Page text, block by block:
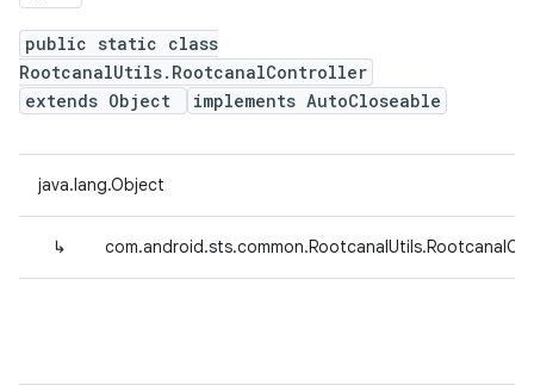
public static class
RootcanalUtils.RootcanalController
extends Object
implements AutoCloseable
java.lang.Object
↳